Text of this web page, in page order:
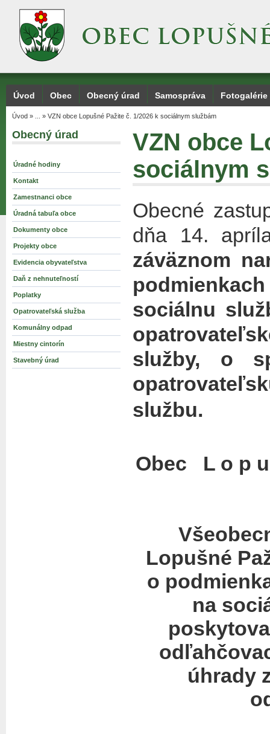
Úvod Obec Obecný úrad Samospráva Fotogalérie
Úvod » » VZN obce Lopušné Pažite č. 1/2026 k sociálnym službám
Obecný úrad
Úradné hodiny
Kontakt
Zamestnanci obce
Úradná tabuľa obce
Dokumenty obce
Projekty obce
Evidencia obyvateľstva
Daň z nehnuteľností
Poplatky
Opatrovateľská služba
Komunálny odpad
Miestny cintorín
Stavebný úrad
VZN obce
sociálnym
Obecné
dňa 14.
záväznom
sociálnu
služby, o
službu.
Obec L o p
Lopušné
o
na
úhrady